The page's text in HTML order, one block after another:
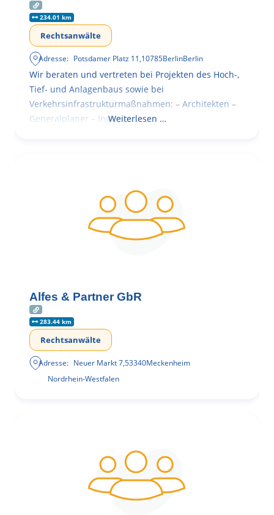
234.01 km
Rechtsanwälte
Adresse: Potsdamer Platz 11,10785BerlinBerlin
Wir beraten und vertreten bei Projekten des Hoch-,
Tief- und Anlagenbaus sowie bei
Verkehrsinfrastrukturmaßnahmen: – Architekten –
Generalplaner – Ingenieure
Weiterlesen …
Alfes & Partner GbR
283.44 km
Rechtsanwälte
Adresse: Neuer Markt 7,53340Meckenheim
Nordrhein-Westfalen